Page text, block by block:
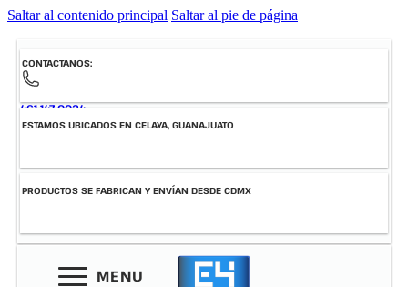
Saltar al contenido principal Saltar al pie de página
CONTACTANOS:
461-147-0034
ESTAMOS UBICADOS EN CELAYA, GUANAJUATO
PRODUCTOS SE FABRICAN Y ENVÍAN DESDE CDMX
MENU